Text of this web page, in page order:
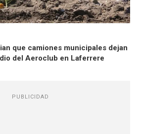
que camiones municipales dejan
del Aeroclub en Laferrere
PUBLICIDAD